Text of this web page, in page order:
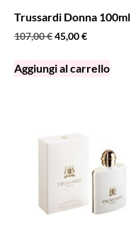
Trussardi Donna 100ml
107,00€45,00€
Aggiungi al carrello